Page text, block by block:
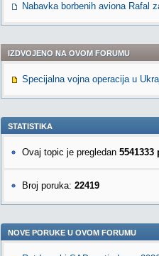
Nabavka borbenih aviona Rafal
IZDVOJENO NA OVOM FORUMU
Specijalna vojna operacija u
STATISTIKA
Ovaj topic je pregledan 5541333
Broj poruka: 22419
NOVE PORUKE U OVOM FORUMU